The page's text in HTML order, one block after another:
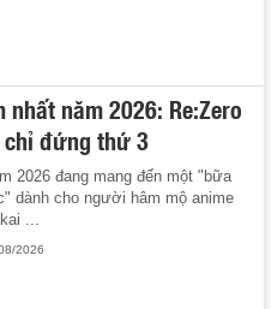
năm 2026: Re:Zero
chỉ đứng thứ 3
2026 đang mang đến một "bữa
dành cho người hâm mộ anime
...
2026